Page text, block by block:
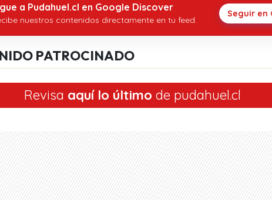
a Pudahuel.cl en Google Discover
nuestros contenidos directamente en tu feed.
Seguir en
PATROCINADO
Revisa aquí lo último de pudahuel.cl